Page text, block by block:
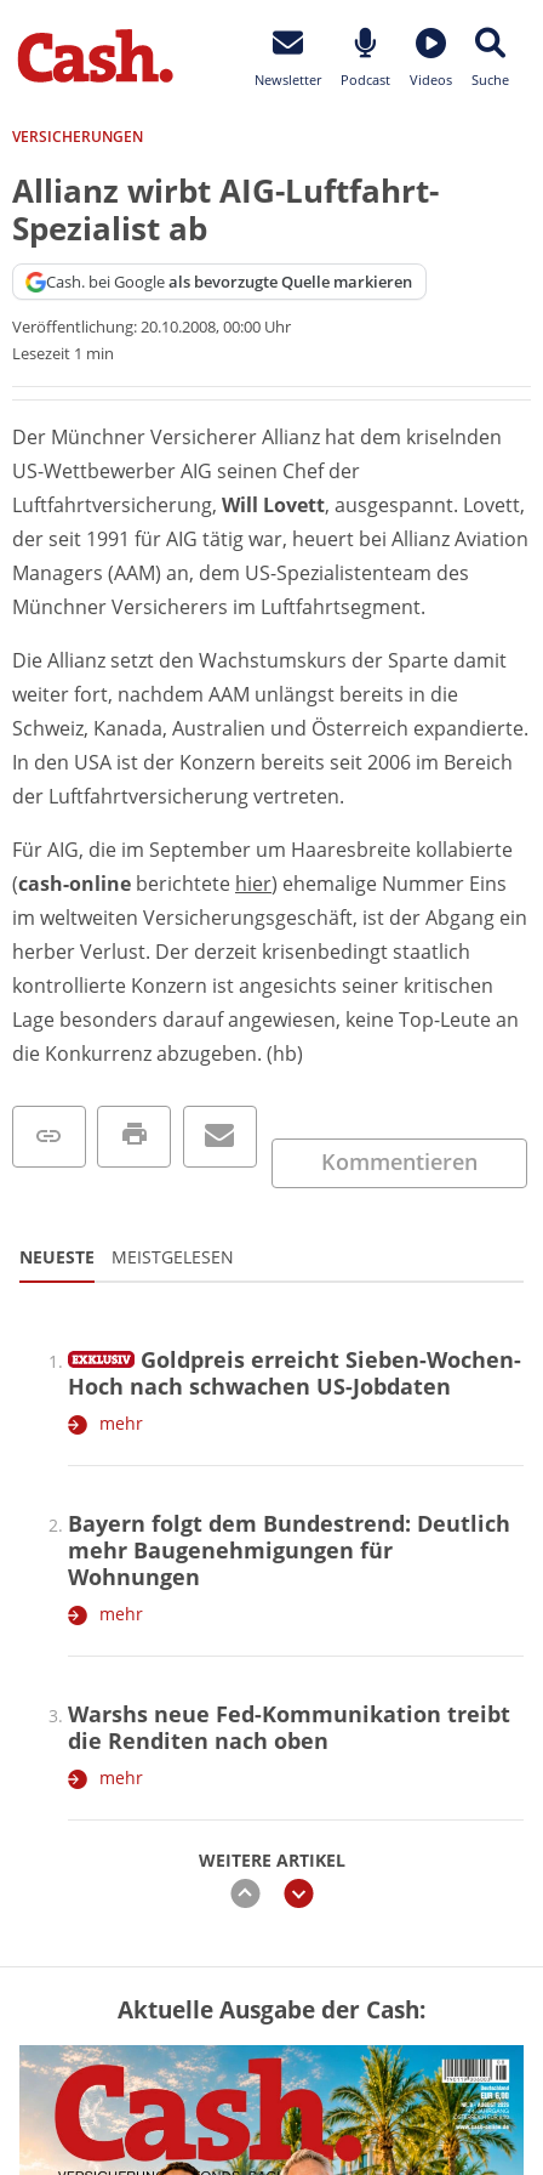
Newsletter Podcast Videos Suche
VERSICHERUNGEN
Allianz wirbt AIG-Luftfahrt-
Spezialist ab
Cash. bei Googleals bevorzugte Quelle markieren
Veröffentlichung:20.10.2008, 00:00 Uhr
Lesezeit 1 min
Der Münchner Versicherer Allianz hat dem kriselnden
US-Wettbewerber AIG seinen Chef der
Luftfahrtversicherung, Will Lovett, ausgespannt. Lovett,
der seit 1991 für AIG tätig war, heuert bei Allianz Aviation
Managers (AAM) an, dem US-Spezialistenteam des
Münchner Versicherers im Luftfahrtsegment.
Die Allianz setzt den Wachstumskurs der Sparte damit
weiter fort, nachdem AAM unlängst bereits in die
Schweiz, Kanada, Australien und Österreich expandierte.
In den USA ist der Konzern bereits seit 2006 im Bereich
der Luftfahrtversicherung vertreten.
Für AIG, die im September um Haaresbreite kollabierte
(cash-online berichtete hier) ehemalige Nummer Eins
im weltweiten Versicherungsgeschäft, ist der Abgang ein
herber Verlust. Der derzeit krisenbedingt staatlich
kontrollierte Konzern ist angesichts seiner kritischen
Lage besonders darauf angewiesen, keine Top-Leute an
die Konkurrenz abzugeben. (hb)
Kommentieren
NEUESTE MEISTGELESEN
WEITERE ARTIKEL
zurückweiter
Goldpreis erreicht Sieben-Wochen-
Hoch nach schwachen US-Jobdaten
mehr
Bayern folgt dem Bundestrend: Deutlich
mehr Baugenehmigungen für
Wohnungen
mehr
Warshs neue Fed-Kommunikation treibt
die Renditen nach oben
mehr
Vermieter-Zutritt: Wann Mieter
die Wohnung öffnen müssen
mehr
Aktuelle Ausgabe der Cash: